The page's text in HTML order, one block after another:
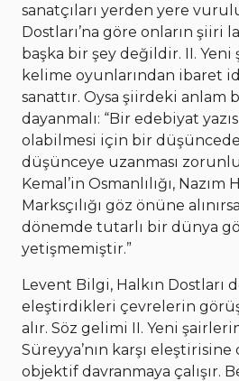
sanatçıları yerden yere
Dostları’na göre onların şiiri
başka bir şey değildir. II.
kelime oyunlarından ibaret
sanattır. Oysa şiirdeki anlam
dayanmalı: “Bir edebiyat
olabilmesi için bir
düşünceye uzanması
Kemal’in Osmanlılığı,
Marksçılığı göz önüne
dönemde tutarlı bir dünya
yetişmemiştir.”
Levent Bilgi, Halkın Dostları
eleştirdikleri çevrelerin
alır. Söz gelimi II. Yeni
Süreyya’nın karşı
objektif davranmaya çalışır.